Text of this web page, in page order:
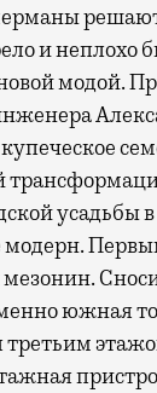
и неплохо
модой.
усадьбы
модерн.
южная
третьим